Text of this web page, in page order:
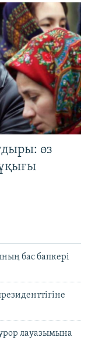
өз
бас бапкері
лауазымына